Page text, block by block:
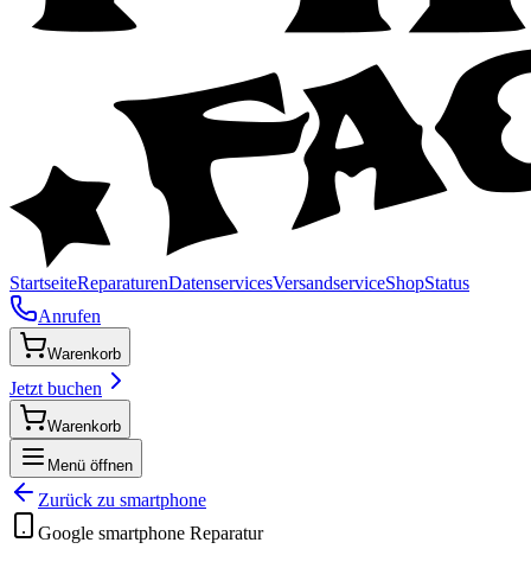
StartseiteReparaturenDatenservicesVersandserviceShopStatus
Anrufen
Warenkorb
Jetzt buchen
Warenkorb
Menü öffnen
Zurück zu smartphone
Google smartphone Reparatur